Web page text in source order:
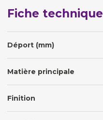
Fiche technique
Déport (mm)
Matière principale
Finition